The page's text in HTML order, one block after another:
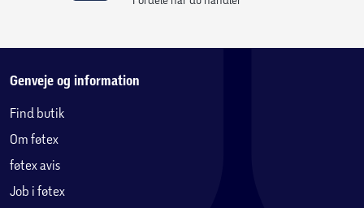
Genveje og information
Find butik
Om føtex
føtex avis
Job i føtex